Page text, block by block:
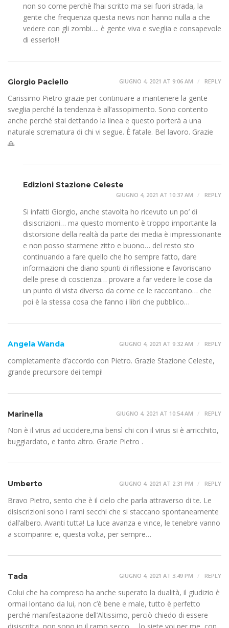
non so come perchè l’hai scritto ma sei fuori strada, la
gente che frequenza questa news non hanno nulla a che
vedere con gli zombi…. è gente viva e sveglia e consapevole
di esserlo!!!
Giorgio Paciello GIUGNO 4, 2021 AT 9:06 AM REPLY
Carissimo Pietro grazie per continuare a mantenere la gente
sveglia perché la tendenza è all’assopimento. Sono contento
anche perché stai dettando la linea e questo porterà a una
naturale scrematura di chi vi segue. È fatale. Bel lavoro. Grazie
🙏
Edizioni Stazione Celeste
GIUGNO 4, 2021 AT 10:37 AM REPLY
Si infatti Giorgio, anche stavolta ho ricevuto un po’ di
disiscrizioni… ma questo momento è troppo importante la
distorsione della realtà da parte dei media è impressionante
e non posso starmene zitto e buono… del resto sto
continuando a fare quello che ho sempre fatto, dare
informazioni che diano spunti di riflessione e favoriscano
delle prese di coscienza… provare a far vedere le cose da
un punto di vista diverso da come ce le raccontano… che
poi è la stessa cosa che fanno i libri che pubblico…
Angela Wanda GIUGNO 4, 2021 AT 9:32 AM REPLY
completamente d’accordo con Pietro. Grazie Stazione Celeste,
grande precursore dei tempi!
Marinella GIUGNO 4, 2021 AT 10:54 AM REPLY
Non è il virus ad uccidere,ma bensì chi con il virus si è arricchito,
buggiardato, e tanto altro. Grazie Pietro .
Umberto GIUGNO 4, 2021 AT 2:31 PM REPLY
Bravo Pietro, sento che è il cielo che parla attraverso di te. Le
disiscrizioni sono i rami secchi che si staccano spontaneamente
dall’albero. Avanti tutta! La luce avanza e vince, le tenebre vanno
a scomparire: e, questa volta, per sempre…
Tada GIUGNO 4, 2021 AT 3:49 PM REPLY
Colui che ha compreso ha anche superato la dualità, il giudizio è
ormai lontano da lui, non c’è bene e male, tutto è perfetto
perché manifestazione dell’Altissimo, perciò chiedo di essere